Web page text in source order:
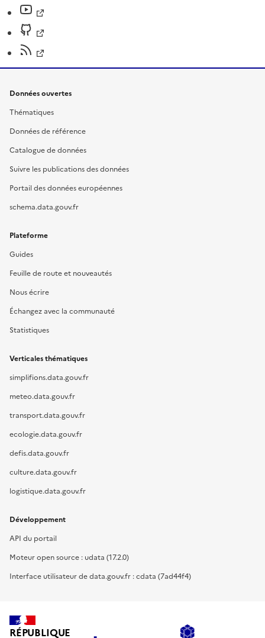
Données ouvertes
Thématiques
Données de référence
Catalogue de données
Suivre les publications des données
Portail des données européennes
schema.data.gouv.fr
Plateforme
Guides
Feuille de route et nouveautés
Nous écrire
Échangez avec la communauté
Statistiques
Verticales thématiques
simplifions.data.gouv.fr
meteo.data.gouv.fr
transport.data.gouv.fr
ecologie.data.gouv.fr
defis.data.gouv.fr
culture.data.gouv.fr
logistique.data.gouv.fr
Développement
API du portail
Moteur open source : udata (17.2.0)
Interface utilisateur de data.gouv.fr : cdata (7ad44f4)
RÉPUBLIQUE